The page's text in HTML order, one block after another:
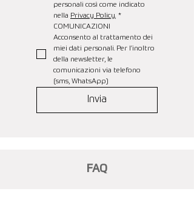
personali così come indicato
nella Privacy Policy. *
COMUNICAZIONI
Acconsento al trattamento dei
miei dati personali. Per l’inoltro
della newsletter, le
comunicazioni via telefono
(sms, WhatsApp)
Invia
FAQ